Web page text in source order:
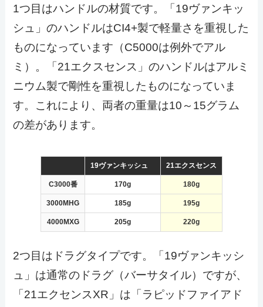
1つ目はハンドルの材質です。「19ヴァンキッ
シュ」のハンドルはCI4+製で軽量さを重視した
ものになっています（C5000は例外でアル
ミ）。「21エクスセンス」のハンドルはアルミ
ニウム製で剛性を重視したものになっていま
す。これにより、両者の重量は10～15グラム
の差があります。
19ヴァンキッシュ 21エクスセンス
C3000番 170g 180g
3000MHG 185g 195g
4000MXG 205g 220g
2つ目はドラグタイプです。「19ヴァンキッシ
ュ」は通常のドラグ（バーサタイル）ですが、
「21エクセンスXR」は「ラピッドファイアド